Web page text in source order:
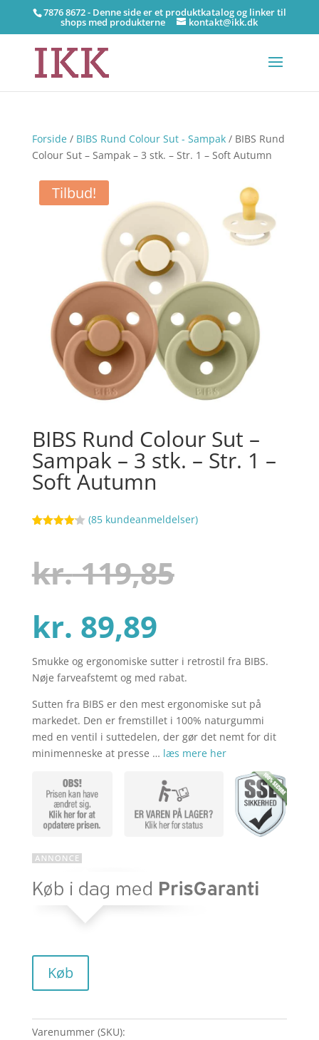
7876 8672 - Denne side er et produktkatalog og linker til
shops med produkterne kontakt@ikk.dk
Forside/ BIBS Rund Colour Sut - Sampak/ BIBS Rund
Colour Sut – Sampak – 3 stk. – Str. 1 – Soft Autumn
Tilbud!
BIBS Rund Colour Sut –
Sampak – 3 stk. – Str. 1 –
Soft Autumn
baseret
på
kundebedø
(85 kundeanmeldelser)
kr.119,85
pris
var:
kr.
kr. 89,89Den
aktuelle
pris
er:
kr. 89,89.
Smukke og ergonomiske sutter i retrostil fra BIBS.
Nøje farveafstemt og med rabat.
Sutten fra BIBS er den mest ergonomiske sut på
markedet. Den er fremstillet i 100% naturgummi
med en ventil i suttedelen, der gør det nemt for dit
minimenneske at presse … læs mere her
Køb
Varenummer (SKU):